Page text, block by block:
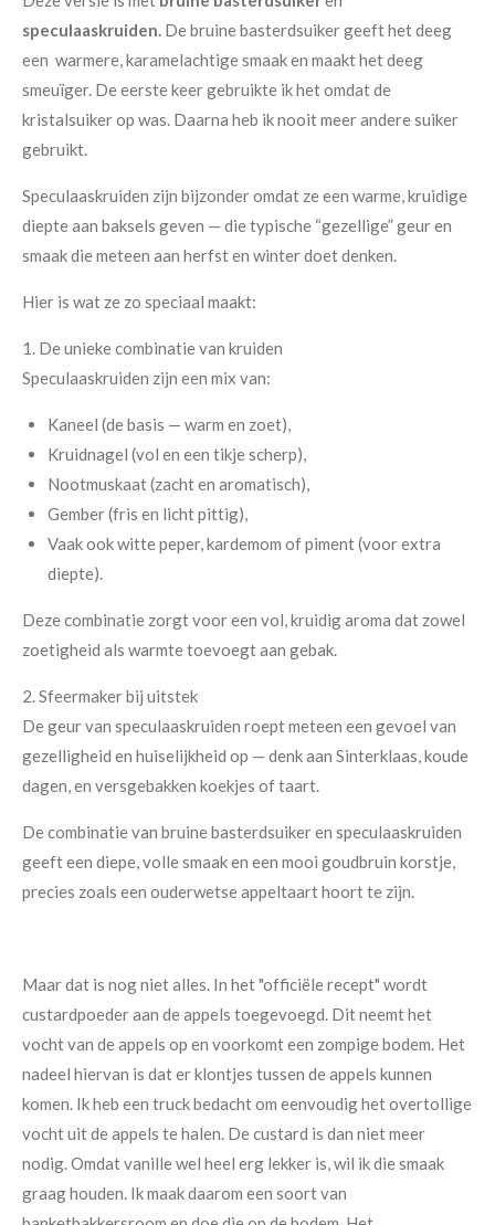
speculaaskruiden. De bruine basterdsuiker geeft het deeg
een warmere, karamelachtige smaak en maakt het deeg
smeuïger. De eerste keer gebruikte ik het omdat de
kristalsuiker op was. Daarna heb ik nooit meer andere suiker
gebruikt.
Speculaaskruiden zijn bijzonder omdat ze een warme, kruidige
diepte aan baksels geven — die typische “gezellige” geur en
smaak die meteen aan herfst en winter doet denken.
Hier is wat ze zo speciaal maakt:
1. De unieke combinatie van kruiden
Speculaaskruiden zijn een mix van:
Kaneel (de basis — warm en zoet),
Kruidnagel (vol en een tikje scherp),
Nootmuskaat (zacht en aromatisch),
Gember (fris en licht pittig),
Vaak ook witte peper, kardemom of piment (voor extra
diepte).
Deze combinatie zorgt voor een vol, kruidig aroma dat zowel
zoetigheid als warmte toevoegt aan gebak.
2. Sfeermaker bij uitstek
De geur van speculaaskruiden roept meteen een gevoel van
gezelligheid en huiselijkheid op — denk aan Sinterklaas, koude
dagen, en versgebakken koekjes of taart.
De combinatie van bruine basterdsuiker en speculaaskruiden
geeft een diepe, volle smaak en een mooi goudbruin korstje,
precies zoals een ouderwetse appeltaart hoort te zijn.
Maar dat is nog niet alles. In het "officiële recept" wordt
custardpoeder aan de appels toegevoegd. Dit neemt het
vocht van de appels op en voorkomt een zompige bodem. Het
nadeel hiervan is dat er klontjes tussen de appels kunnen
komen. Ik heb een truck bedacht om eenvoudig het overtollige
vocht uit de appels te halen. De custard is dan niet meer
nodig. Omdat vanille wel heel erg lekker is, wil ik die smaak
graag houden. Ik maak daarom een soort van